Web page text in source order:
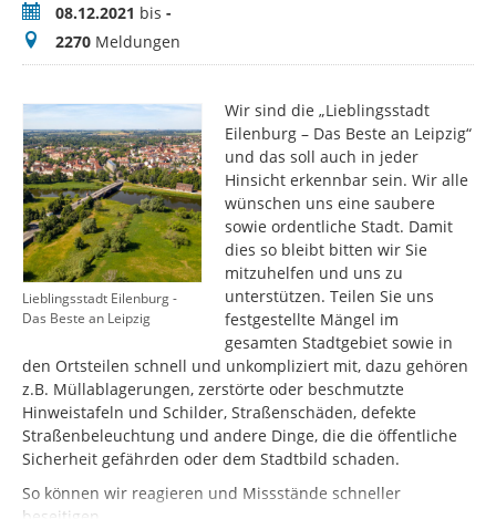
Zeitraum08.12.2021 bis -
Meldungen
2270 Meldungen
Lieblingsstadt Eilenburg -
Das Beste an Leipzig
Wir sind die „Lieblingsstadt
Eilenburg – Das Beste an Leipzig“
und das soll auch in jeder
Hinsicht erkennbar sein. Wir alle
wünschen uns eine saubere
sowie ordentliche Stadt. Damit
dies so bleibt bitten wir Sie
mitzuhelfen und uns zu
unterstützen. Teilen Sie uns
festgestellte Mängel im
gesamten Stadtgebiet sowie in
den Ortsteilen schnell und unkompliziert mit, dazu gehören
z.B. Müllablagerungen, zerstörte oder beschmutzte
Hinweistafeln und Schilder, Straßenschäden, defekte
Straßenbeleuchtung und andere Dinge, die die öffentliche
Sicherheit gefährden oder dem Stadtbild schaden.
So können wir reagieren und Missstände schneller